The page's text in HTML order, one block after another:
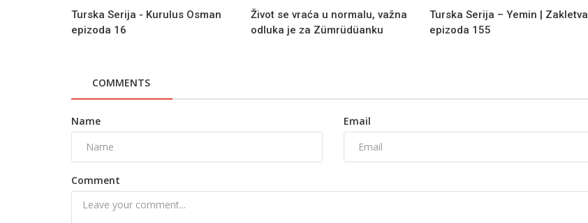
Turska Serija - Kurulus Osman
epizoda 16
Život se vraća u normalu, važna
odluka je za Zümrüdüanku
Turska Serija – Yemin | Zakletva
epizoda 155
COMMENTS
Name Email
Comment